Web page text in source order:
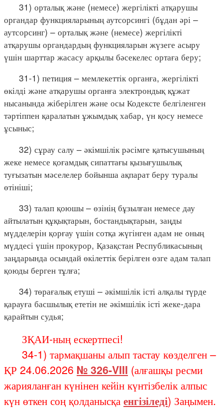
31) орталық және (немесе) жергілікті атқарушы
органдар функцияларының аутсорсингі (бұдан әрі –
аутсорсинг) – орталық және (немесе) жергілікті
атқарушы органдардың функцияларын жүзеге асыру
үшін шарттар жасасу арқылы бәсекелес ортаға беру;
31-1) петиция – мемлекеттік органға, жергілікті
өкілді және атқарушы органға электрондық құжат
нысанында жіберілген және осы Кодексте белгіленген
тәртіппен қаралатын ұжымдық хабар, үн қосу немесе
ұсыныс;
32) сұрау салу – әкімшілік рәсімге қатысушының
жеке немесе қоғамдық сипаттағы қызығушылық
туғызатын мәселелер бойынша ақпарат беру туралы
өтініші;
33) талап қоюшы – өзінің бұзылған немесе дау
айтылатын құқықтарын, бостандықтарын, заңды
мүдделерін қорғау үшін сотқа жүгінген адам не оның
мүддесі үшін прокурор, Қазақстан Республикасының
заңдарында осындай өкілеттік берілген өзге адам талап
қоюды берген тұлға;
34) төрағалық етуші – әкімшілік істі алқалы түрде
қарауға басшылық ететін не әкімшілік істі жеке-дара
қарайтын судья;
ЗҚАИ-ның ескертпесі!
34-1) тармақшаны алып тастау көзделген –
ҚР 24.06.2026 № 326-VIII (алғашқы ресми
жарияланған күнінен кейін күнтізбелік алпыс
күн өткен соң қолданысқа енгізіледі) Заңымен.